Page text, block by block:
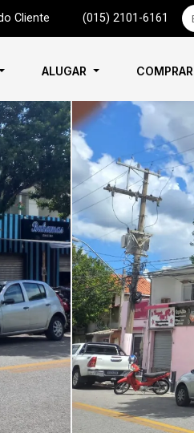
Cliente (015) 2101-6161
ALUGAR COMPRAR